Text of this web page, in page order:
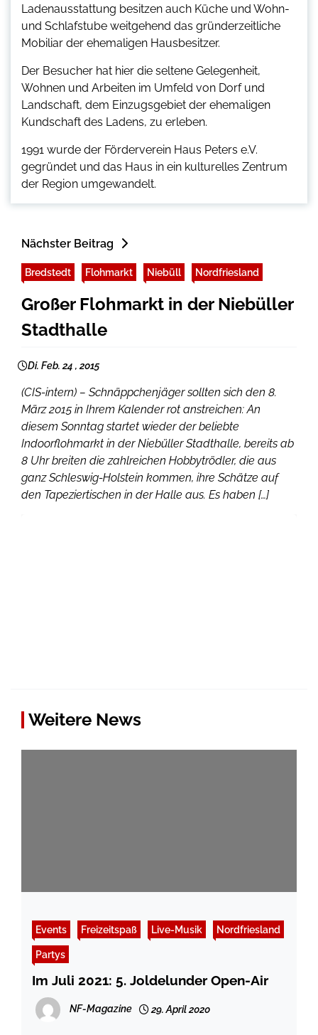
Ladenausstattung besitzen auch Küche und Wohn-
und Schlafstube weitgehend das gründerzeitliche
Mobiliar der ehemaligen Hausbesitzer.
Der Besucher hat hier die seltene Gelegenheit,
Wohnen und Arbeiten im Umfeld von Dorf und
Landschaft, dem Einzugsgebiet der ehemaligen
Kundschaft des Ladens, zu erleben.
1991 wurde der Förderverein Haus Peters e.V.
gegründet und das Haus in ein kulturelles Zentrum
der Region umgewandelt.
Nächster Beitrag
Bredstedt Flohmarkt Niebüll Nordfriesland
Großer Flohmarkt in der Niebüller
Stadthalle
Di. Feb. 24 , 2015
(CIS-intern) – Schnäppchenjäger sollten sich den 8.
März 2015 in Ihrem Kalender rot anstreichen: An
diesem Sonntag startet wieder der beliebte
Indoorflohmarkt in der Niebüller Stadthalle, bereits ab
8 Uhr breiten die zahlreichen Hobbytrödler, die aus
ganz Schleswig-Holstein kommen, ihre Schätze auf
den Tapeziertischen in der Halle aus. Es haben […]
Weitere News
Events Freizeitspaß Live-Musik Nordfriesland
Partys
Im Juli 2021: 5. Joldelunder Open-Air
NF-Magazine 29. April 2020